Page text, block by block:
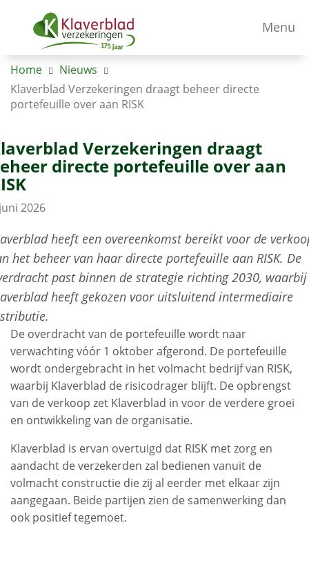
Menu
Home
Nieuws
Klaverblad Verzekeringen draagt beheer directe
portefeuille over aan RISK
Verzekeringen draagt
directe portefeuille over aan
2026
heeft een overeenkomst bereikt voor de
het beheer van haar directe portefeuille aan RISK. De
past binnen de strategie richting 2030, waarbij
heeft gekozen voor uitsluitend intermediaire
De overdracht van de portefeuille wordt naar
verwachting vóór 1 oktober afgerond. De portefeuille
wordt ondergebracht in het volmacht bedrijf van RISK,
waarbij Klaverblad de risicodrager blijft. De opbrengst
van de verkoop zet Klaverblad in voor de verdere groei
en ontwikkeling van de organisatie.
Klaverblad is ervan overtuigd dat RISK met zorg en
aandacht de verzekerden zal bedienen vanuit de
volmacht constructie die zij al eerder met elkaar zijn
aangegaan. Beide partijen zien de samenwerking dan
ook positief tegemoet.